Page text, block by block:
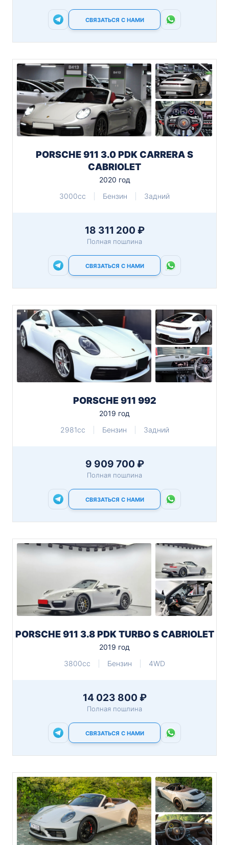
СВЯЗАТЬСЯ С НАМИ
PORSCHE 911 3.0 PDK CARRERA S
CABRIOLET
2020 год
3000cc
Бензин Задний
18 311 200 ₽
Полная пошлина
СВЯЗАТЬСЯ С НАМИ
PORSCHE 911 992
2019 год
2981cc
Бензин Задний
9 909 700 ₽
Полная пошлина
СВЯЗАТЬСЯ С НАМИ
PORSCHE 911 3.8 PDK TURBO S CABRIOLET
2019 год
3800cc
Бензин 4WD
14 023 800 ₽
Полная пошлина
СВЯЗАТЬСЯ С НАМИ